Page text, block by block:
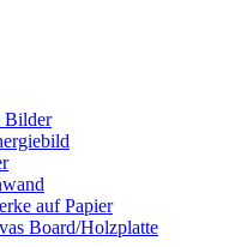
Bilder
auf Papier
Board/Holzplatte